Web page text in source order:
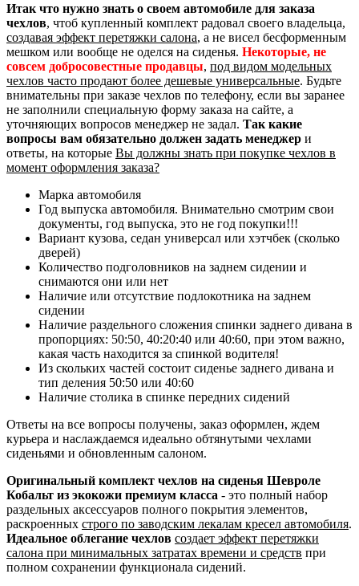
Итак что нужно знать о своем автомобиле для заказа
чехлов, чтоб купленный комплект радовал своего владельца,
создавая эффект перетяжки салона, а не висел бесформенным
мешком или вообще не оделся на сиденья. Некоторые, не
совсем добросовестные продавцы, под видом модельных
чехлов часто продают более дешевые универсальные. Будьте
внимательны при заказе чехлов по телефону, если вы заранее
не заполнили специальную форму заказа на сайте, а
уточняющих вопросов менеджер не задал. Так какие
вопросы вам обязательно должен задать менеджер и
ответы, на которые Вы должны знать при покупке чехлов в
момент оформления заказа?
Марка автомобиля
Год выпуска автомобиля. Внимательно смотрим свои
документы, год выпуска, это не год покупки!!!
Вариант кузова, седан универсал или хэтчбек (сколько
дверей)
Количество подголовников на заднем сидении и
снимаются они или нет
Наличие или отсутствие подлокотника на заднем
сидении
Наличие раздельного сложения спинки заднего дивана в
пропорциях: 50:50, 40:20:40 или 40:60, при этом важно,
какая часть находится за спинкой водителя!
Из скольких частей состоит сиденье заднего дивана и
тип деления 50:50 или 40:60
Наличие столика в спинке передних сидений
Ответы на все вопросы получены, заказ оформлен, ждем
курьера и наслаждаемся идеально обтянутыми чехлами
сиденьями и обновленным салоном.
Оригинальный комплект чехлов на сиденья Шевроле
Кобальт из экокожи премиум класса - это полный набор
раздельных аксессуаров полного покрытия элементов,
раскроенных строго по заводским лекалам кресел автомобиля.
Идеальное облегание чехлов создает эффект перетяжки
салона при минимальных затратах времени и средств при
полном сохранении функционала сидений.